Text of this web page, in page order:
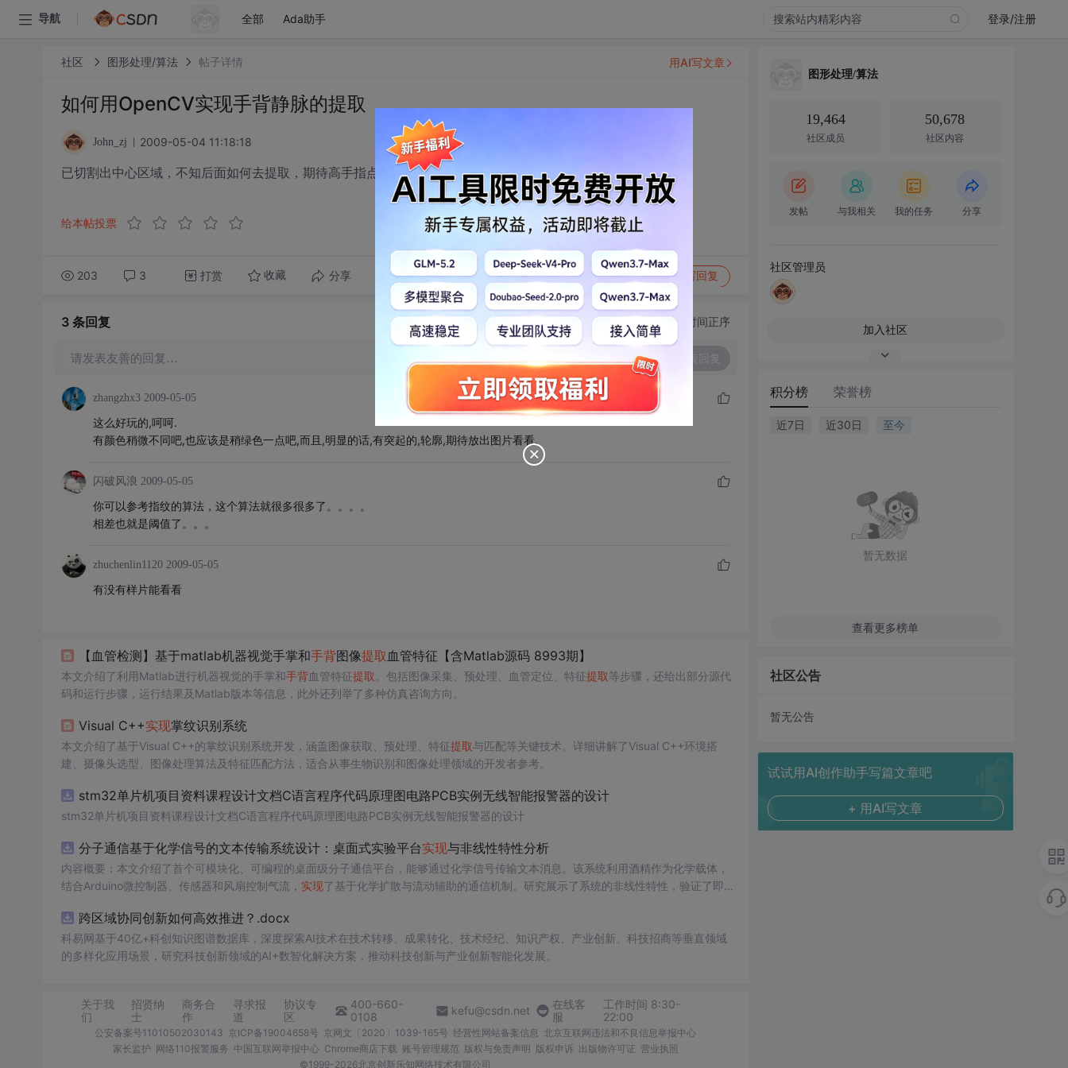
导航 全部 Ada助手 登录/注册
社区 图形处理/算法 帖子详情
如何用OpenCV实现手背静脉的提取
John_zj 2009-05-04 11:18:18
已切割出中心区域，不知后面如何去提取，期待高手指点算法!!!
给本帖投票
203 3 打赏 收藏 分享 转发到动态 举报 写回复
用AI写文章
3 条回复 切换为时间正序
请发表友善的回复…
zhangzhx3 2009-05-05
这么好玩的,呵呵.
有颜色稍微不同吧,也应该是稍绿色一点吧,而且,明显的话,有突起的,轮廓,期待放出图片看看.
闪破风浪 2009-05-05
你可以参考指纹的算法，这个算法就很多很多了。。。。
相差也就是阈值了。。。
zhuchenlin1120 2009-05-05
有没有样片能看看
【血管检测】基于matlab机器视觉手掌和手背图像提取 血管特征【含Matlab源码 8993期】
本文介绍了利用Matlab进行机器视觉的手掌和手背血管特征提取 。包括图像采集、预处理、血管定位、特征提取等步骤，还给出部分源代
码和运行步骤，运行结果及Matlab版本等信息，此外还列举了多种仿真咨询方向。
Visual C++实现掌纹识别系统
本文介绍了基于Visual C++的掌纹识别系统开发，涵盖图像获取、预处理、特征提取与匹配等关键技术。详细讲解了Visual C++环境搭
建、摄像头选型、图像处理算法及特征匹配方法，适合从事生物识别和图像处理领域的开发者参考。
stm32单片机项目资料课程设计文档C语言程序代码原理图电路PCB实例无线智能报警器的设计
stm32单片机项目资料课程设计文档C语言程序代码原理图电路PCB实例无线智能报警器的设计
分子通信基于化学信号的文本传输系统设计：桌面式实验平台实现与非线性特性分析
内容概要：本文介绍了首个可模块化、可编程的桌面级分子通信平台，能够通过化学信号传输文本消息。该系统利用酒精作为化学载体，
结合Arduino微控制器、传感器和风扇控制气流， 实现了基于化学扩散与流动辅助的通信机制。研究展示了系统的非线性特性，验证了即使
本、易复现的硬件平台。; 适合人群：具备电子工程、通信系统或交叉学科背景，从事纳米技术、生物通信或新型通信系统研究的科研人员
及研究生。; 使用场景及目标：①用于教学演示和科研实验中展示分子通信的基本原理；②作为测试平台研究非线性信道建模、环境干
扰、流量调控对通信性能的影响；③推动面向管道、地下、水下或体内等电磁不可行场景的替代通信技术发展。; 阅读建议：此资源强调
跨区域协同创新如何高效推进？.docx
科易网基于40亿+科创知识图谱数据库，深度探索AI技术在技术转移、成果转化、技术经纪、知识产权、产业创新、科技招商等垂直领域
的多样化应用场景，研究科技创新领域的AI+数智化解决方案，推动科技创新与产业创新智能化发展。
关于我
们
招贤纳
士
商务合
作
寻求报
道
协议专
区
400-660-
0108
kefu@csdn.net
在线客
服
工作时间 8:30-
22:00
公安备案号11010502030143 京ICP备19004658号 京网文〔2020〕1039-165号 经营性网站备案信息 北京互联网违法和不良信息举报中心
家长监护 网络110报警服务 中国互联网举报中心 Chrome商店下载 账号管理规范 版权与免责声明 版权申诉 出版物许可证 营业执照
©1999-2026北京创新乐知网络技术有限公司
图形处理/算法
19,464
社区成员
50,678
社区内容
发帖 与我相关 我的任务 分享
社区管理员
加入社区
积分榜 荣誉榜
近7日 近30日 至今
暂无数据
查看更多榜单
社区公告
暂无公告
试试用AI创作助手写篇文章吧
+ 用AI写文章